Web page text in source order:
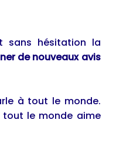
sans hésitation la
de nouveaux avis
à tout le monde.
tout le monde aime